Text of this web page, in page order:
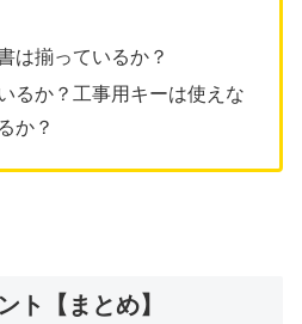
は揃っているか？
るか？工事用キーは使えな
か？
ト【まとめ】